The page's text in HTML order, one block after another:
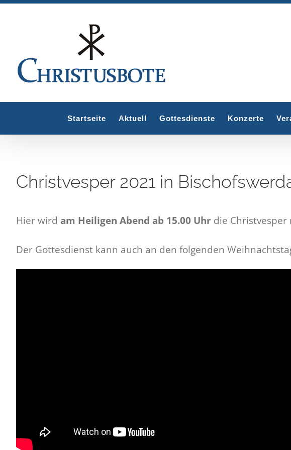
Startseite Aktuell Gottesdienste Konzerte
Christvesper 2021 in
Hier wird am Heiligen Abend ab 15.00 Uhrdie Christvesper
Der Gottesdienst kann auch an den folgenden